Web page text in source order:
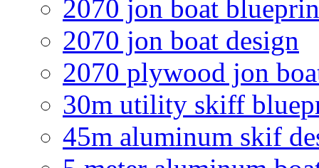
2070 jon boat
2070 jon boat design
2070 plywood jon
30m utility skiff
45m aluminum skif